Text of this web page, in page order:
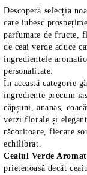
Descoperă selecția
care iubesc
parfumate de fructe,
de ceai verde aduce
ingredientele
personalitate.
În această categorie
ingrediente precum
căpșuni, ananas,
verzi florale și
răcoritoare, fiecare
echilibrat.
Ceaiul Verde Aromat
prietenoasă decât